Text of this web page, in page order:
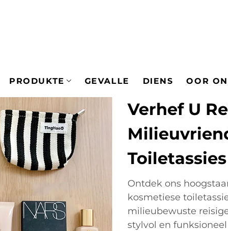
PRODUKTE GEVALLE DIENS OOR
Verhef U
Toiletassies
Ontdek ons
kosmetiese
milieubewuste
stylvol en